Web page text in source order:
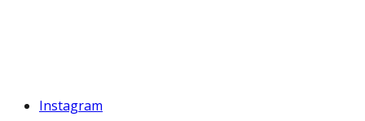
Instagram